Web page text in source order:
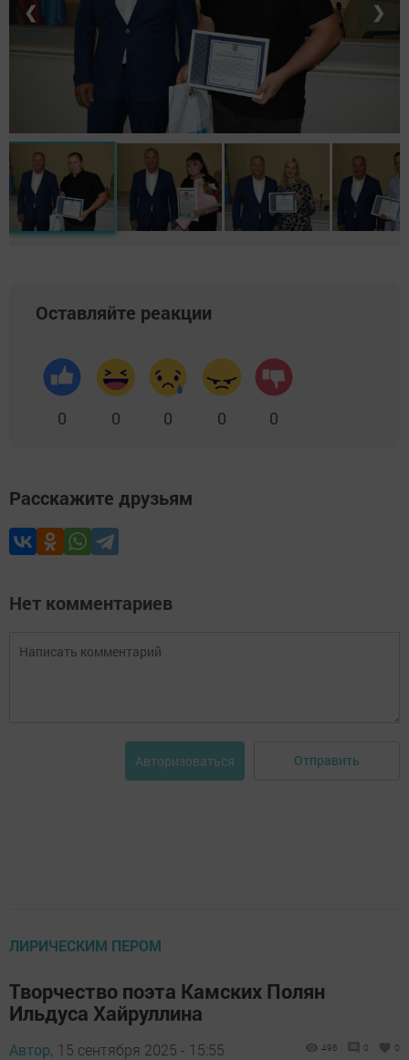
❮ ❯
Оставляйте реакции
0 0 0 0 0
Расскажите друзьям
Нет комментариев
Авторизоваться Отправить
ЛИРИЧЕСКИМ ПЕРОМ
Творчество поэта Камских Полян
Ильдуса Хайруллина
Автор, 15 сентября 2025 - 15:55 496 0 0